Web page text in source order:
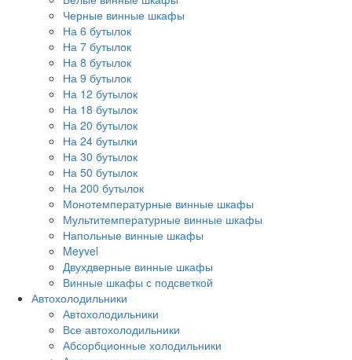
Черные винные шкафы
На 6 бутылок
На 7 бутылок
На 8 бутылок
На 9 бутылок
На 12 бутылок
На 18 бутылок
На 20 бутылок
На 24 бутылки
На 30 бутылок
На 50 бутылок
На 200 бутылок
Монотемпературные винные шкафы
Мультитемпературные винные шкафы
Напольные винные шкафы
Meyvel
Двухдверные винные шкафы
Винные шкафы с подсветкой
Автохолодильники
Автохолодильники
Все автохолодильники
Абсорбционные холодильники